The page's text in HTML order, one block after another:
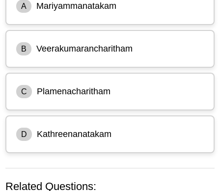
A Mariyammanatakam
B Veerakumarancharitham
C Plamenacharitham
D Kathreenanatakam
Related Questions: